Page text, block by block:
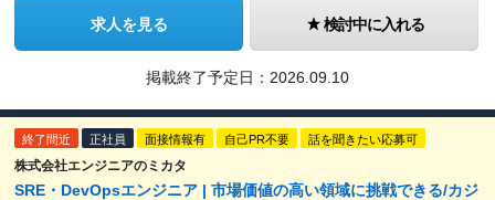
求人を見る 検討中に入れる
掲載終了予定日： 2026.09.10
終了間近 正社員 面接情報有 自己PR不要 話を聞きたい応募可
株式会社エンジニアのミカタ
SRE・DevOpsエンジニア | 市場価値の高い領域に挑戦できる/カジ